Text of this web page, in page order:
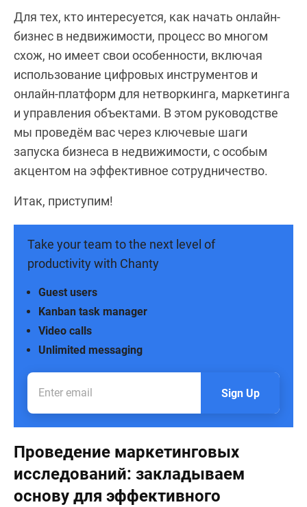
Для тех, кто интересуется, как начать онлайн-
бизнес в недвижимости, процесс во многом
схож, но имеет свои особенности, включая
использование цифровых инструментов и
онлайн-платформ для нетворкинга, маркетинга
и управления объектами. В этом руководстве
мы проведём вас через ключевые шаги
запуска бизнеса в недвижимости, с особым
акцентом на эффективное сотрудничество.
Итак, приступим!
Take your team to the next level of
productivity with Chanty
Unlimited messaging
Video calls
Kanban task manager
Guest users
Sign Up
Проведение маркетинговых
исследований: закладываем
основу для эффективного